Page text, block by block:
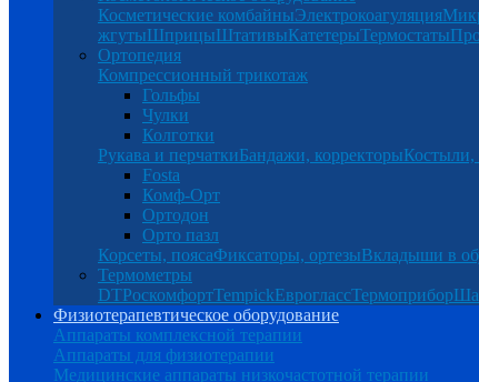
Косметические комбайныЭлектрокоагуляция
жгутыШприцыШтативыКатетерыТермостаты
Ортопедия
Компрессионный трикотаж
Гольфы
Чулки
Колготки
Рукава и перчаткиБандажи, корректорыКостыли,
Fosta
Комф-Орт
Ортодон
Орто пазл
Корсеты, поясаФиксаторы, ортезыВкладыши в
Термометры
DTРоскомфортTempickЕвроглассТермоприбор
Физиотерапевтическое оборудование
Аппараты комплексной терапии
Аппараты для физиотерапии
Медицинские аппараты низкочастотной терапии